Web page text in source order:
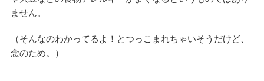
ません。
（そんなのわかってるよ！とつっこまれちゃいそうだけど、
念のため。）